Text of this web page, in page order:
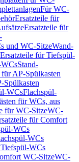
Für WC-
Ersatzteile für
Ersatzteile für
und WC-SitzeWand-
Ersatzteile für Tiefspül-
Stand-
AP-Spülkasten
Spülkasten
WCsFlachspül-
für WCs, aus
für WC-SitzeWC-
für Comfort
WCs
WCs
WCs
WC-SitzeWC-